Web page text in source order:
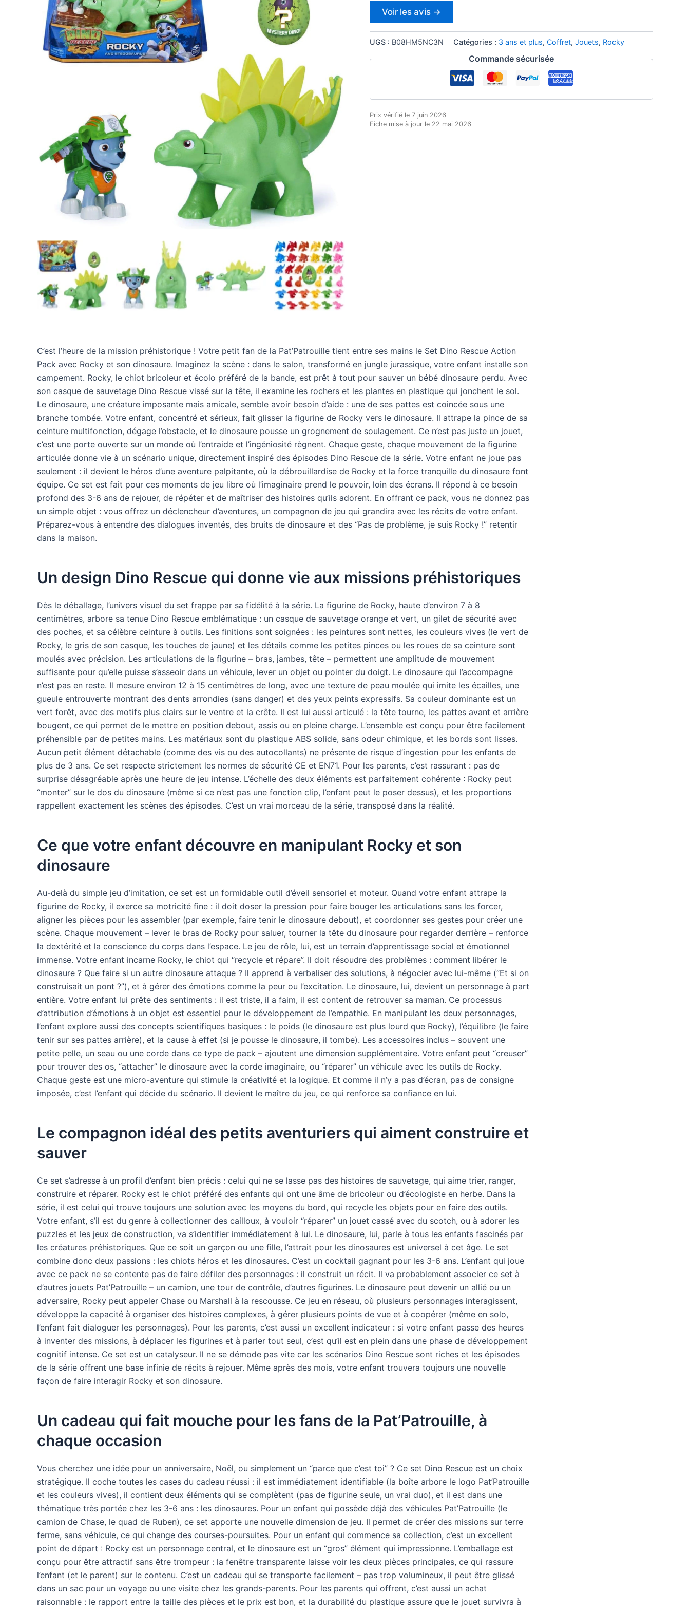
Voir les avis →
UGS : B08HM5NC3N Catégories : 3 ans et plus, Coffret, Jouets, Rocky
Commande sécurisée
Prix vérifié le 7 juin 2026
Fiche mise à jour le 22 mai 2026
C’est l’heure de la mission préhistorique ! Votre petit fan de la Pat’Patrouille tient entre ses mains le Set Dino Rescue Action
Pack avec Rocky et son dinosaure. Imaginez la scène : dans le salon, transformé en jungle jurassique, votre enfant installe son
campement. Rocky, le chiot bricoleur et écolo préféré de la bande, est prêt à tout pour sauver un bébé dinosaure perdu. Avec
son casque de sauvetage Dino Rescue vissé sur la tête, il examine les rochers et les plantes en plastique qui jonchent le sol.
Le dinosaure, une créature imposante mais amicale, semble avoir besoin d’aide : une de ses pattes est coincée sous une
branche tombée. Votre enfant, concentré et sérieux, fait glisser la figurine de Rocky vers le dinosaure. Il attrape la pince de sa
ceinture multifonction, dégage l’obstacle, et le dinosaure pousse un grognement de soulagement. Ce n’est pas juste un jouet,
c’est une porte ouverte sur un monde où l’entraide et l’ingéniosité règnent. Chaque geste, chaque mouvement de la figurine
articulée donne vie à un scénario unique, directement inspiré des épisodes Dino Rescue de la série. Votre enfant ne joue pas
seulement : il devient le héros d’une aventure palpitante, où la débrouillardise de Rocky et la force tranquille du dinosaure font
équipe. Ce set est fait pour ces moments de jeu libre où l’imaginaire prend le pouvoir, loin des écrans. Il répond à ce besoin
profond des 3-6 ans de rejouer, de répéter et de maîtriser des histoires qu’ils adorent. En offrant ce pack, vous ne donnez pas
un simple objet : vous offrez un déclencheur d’aventures, un compagnon de jeu qui grandira avec les récits de votre enfant.
Préparez-vous à entendre des dialogues inventés, des bruits de dinosaure et des “Pas de problème, je suis Rocky !” retentir
dans la maison.
Un design Dino Rescue qui donne vie aux missions préhistoriques
Dès le déballage, l’univers visuel du set frappe par sa fidélité à la série. La figurine de Rocky, haute d’environ 7 à 8
centimètres, arbore sa tenue Dino Rescue emblématique : un casque de sauvetage orange et vert, un gilet de sécurité avec
des poches, et sa célèbre ceinture à outils. Les finitions sont soignées : les peintures sont nettes, les couleurs vives (le vert de
Rocky, le gris de son casque, les touches de jaune) et les détails comme les petites pinces ou les roues de sa ceinture sont
moulés avec précision. Les articulations de la figurine – bras, jambes, tête – permettent une amplitude de mouvement
suffisante pour qu’elle puisse s’asseoir dans un véhicule, lever un objet ou pointer du doigt. Le dinosaure qui l’accompagne
n’est pas en reste. Il mesure environ 12 à 15 centimètres de long, avec une texture de peau moulée qui imite les écailles, une
gueule entrouverte montrant des dents arrondies (sans danger) et des yeux peints expressifs. Sa couleur dominante est un
vert forêt, avec des motifs plus clairs sur le ventre et la crête. Il est lui aussi articulé : la tête tourne, les pattes avant et arrière
bougent, ce qui permet de le mettre en position debout, assis ou en pleine charge. L’ensemble est conçu pour être facilement
préhensible par de petites mains. Les matériaux sont du plastique ABS solide, sans odeur chimique, et les bords sont lisses.
Aucun petit élément détachable (comme des vis ou des autocollants) ne présente de risque d’ingestion pour les enfants de
plus de 3 ans. Ce set respecte strictement les normes de sécurité CE et EN71. Pour les parents, c’est rassurant : pas de
surprise désagréable après une heure de jeu intense. L’échelle des deux éléments est parfaitement cohérente : Rocky peut
“monter” sur le dos du dinosaure (même si ce n’est pas une fonction clip, l’enfant peut le poser dessus), et les proportions
rappellent exactement les scènes des épisodes. C’est un vrai morceau de la série, transposé dans la réalité.
Ce que votre enfant découvre en manipulant Rocky et son
dinosaure
Au-delà du simple jeu d’imitation, ce set est un formidable outil d’éveil sensoriel et moteur. Quand votre enfant attrape la
figurine de Rocky, il exerce sa motricité fine : il doit doser la pression pour faire bouger les articulations sans les forcer,
aligner les pièces pour les assembler (par exemple, faire tenir le dinosaure debout), et coordonner ses gestes pour créer une
scène. Chaque mouvement – lever le bras de Rocky pour saluer, tourner la tête du dinosaure pour regarder derrière – renforce
la dextérité et la conscience du corps dans l’espace. Le jeu de rôle, lui, est un terrain d’apprentissage social et émotionnel
immense. Votre enfant incarne Rocky, le chiot qui “recycle et répare”. Il doit résoudre des problèmes : comment libérer le
dinosaure ? Que faire si un autre dinosaure attaque ? Il apprend à verbaliser des solutions, à négocier avec lui-même (“Et si on
construisait un pont ?”), et à gérer des émotions comme la peur ou l’excitation. Le dinosaure, lui, devient un personnage à part
entière. Votre enfant lui prête des sentiments : il est triste, il a faim, il est content de retrouver sa maman. Ce processus
d’attribution d’émotions à un objet est essentiel pour le développement de l’empathie. En manipulant les deux personnages,
l’enfant explore aussi des concepts scientifiques basiques : le poids (le dinosaure est plus lourd que Rocky), l’équilibre (le faire
tenir sur ses pattes arrière), et la cause à effet (si je pousse le dinosaure, il tombe). Les accessoires inclus – souvent une
petite pelle, un seau ou une corde dans ce type de pack – ajoutent une dimension supplémentaire. Votre enfant peut “creuser”
pour trouver des os, “attacher” le dinosaure avec la corde imaginaire, ou “réparer” un véhicule avec les outils de Rocky.
Chaque geste est une micro-aventure qui stimule la créativité et la logique. Et comme il n’y a pas d’écran, pas de consigne
imposée, c’est l’enfant qui décide du scénario. Il devient le maître du jeu, ce qui renforce sa confiance en lui.
Le compagnon idéal des petits aventuriers qui aiment construire et
sauver
Ce set s’adresse à un profil d’enfant bien précis : celui qui ne se lasse pas des histoires de sauvetage, qui aime trier, ranger,
construire et réparer. Rocky est le chiot préféré des enfants qui ont une âme de bricoleur ou d’écologiste en herbe. Dans la
série, il est celui qui trouve toujours une solution avec les moyens du bord, qui recycle les objets pour en faire des outils.
Votre enfant, s’il est du genre à collectionner des cailloux, à vouloir “réparer” un jouet cassé avec du scotch, ou à adorer les
puzzles et les jeux de construction, va s’identifier immédiatement à lui. Le dinosaure, lui, parle à tous les enfants fascinés par
les créatures préhistoriques. Que ce soit un garçon ou une fille, l’attrait pour les dinosaures est universel à cet âge. Le set
combine donc deux passions : les chiots héros et les dinosaures. C’est un cocktail gagnant pour les 3-6 ans. L’enfant qui joue
avec ce pack ne se contente pas de faire défiler des personnages : il construit un récit. Il va probablement associer ce set à
d’autres jouets Pat’Patrouille – un camion, une tour de contrôle, d’autres figurines. Le dinosaure peut devenir un allié ou un
adversaire, Rocky peut appeler Chase ou Marshall à la rescousse. Ce jeu en réseau, où plusieurs personnages interagissent,
développe la capacité à organiser des histoires complexes, à gérer plusieurs points de vue et à coopérer (même en solo,
l’enfant fait dialoguer les personnages). Pour les parents, c’est aussi un excellent indicateur : si votre enfant passe des heures
à inventer des missions, à déplacer les figurines et à parler tout seul, c’est qu’il est en plein dans une phase de développement
cognitif intense. Ce set est un catalyseur. Il ne se démode pas vite car les scénarios Dino Rescue sont riches et les épisodes
de la série offrent une base infinie de récits à rejouer. Même après des mois, votre enfant trouvera toujours une nouvelle
façon de faire interagir Rocky et son dinosaure.
Un cadeau qui fait mouche pour les fans de la Pat’Patrouille, à
chaque occasion
Vous cherchez une idée pour un anniversaire, Noël, ou simplement un “parce que c’est toi” ? Ce set Dino Rescue est un choix
stratégique. Il coche toutes les cases du cadeau réussi : il est immédiatement identifiable (la boîte arbore le logo Pat’Patrouille
et les couleurs vives), il contient deux éléments qui se complètent (pas de figurine seule, un vrai duo), et il est dans une
thématique très portée chez les 3-6 ans : les dinosaures. Pour un enfant qui possède déjà des véhicules Pat’Patrouille (le
camion de Chase, le quad de Ruben), ce set apporte une nouvelle dimension de jeu. Il permet de créer des missions sur terre
ferme, sans véhicule, ce qui change des courses-poursuites. Pour un enfant qui commence sa collection, c’est un excellent
point de départ : Rocky est un personnage central, et le dinosaure est un “gros” élément qui impressionne. L’emballage est
conçu pour être attractif sans être trompeur : la fenêtre transparente laisse voir les deux pièces principales, ce qui rassure
l’enfant (et le parent) sur le contenu. C’est un cadeau qui se transporte facilement – pas trop volumineux, il peut être glissé
dans un sac pour un voyage ou une visite chez les grands-parents. Pour les parents qui offrent, c’est aussi un achat
raisonnable : le rapport entre la taille des pièces et le prix est bon, et la durabilité du plastique assure que le jouet survivra à